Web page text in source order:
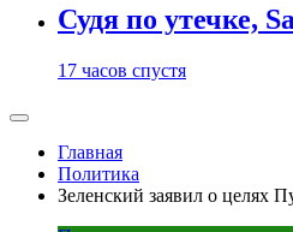
Судя по утечке,
17 часов спустя
Главная
Политика
Зеленский заявил о целях